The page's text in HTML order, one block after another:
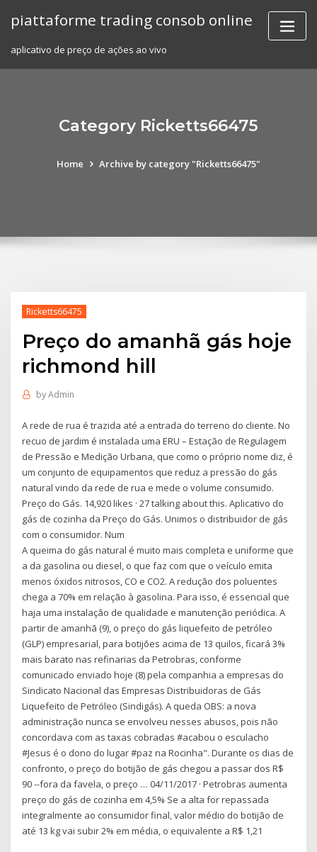
piattaforme trading consob online
aplicativo de preço de ações ao vivo
Category Ricketts66475
Home Archive by category "Ricketts66475"
Ricketts66475
Preço do amanhã gás hoje
richmond hill
byAdmin
A rede de rua é trazida até a entrada do terreno do cliente. No
recuo de jardim é instalada uma ERU – Estação de Regulagem
de Pressão e Medição Urbana, que como o próprio nome diz, é
um conjunto de equipamentos que reduz a pressão do gás
natural vindo da rede de rua e mede o volume consumido.
Preço do Gás. 14,920 likes · 27 talking about this. Aplicativo do
gás de cozinha da Preço do Gás. Unimos o distribuidor de gás
com o consumidor. Num
A queima do gás natural é muito mais completa e uniforme que
a da gasolina ou diesel, o que faz com que o veículo emita
menos óxidos nitrosos, CO e CO2. A redução dos poluentes
chega a 70% em relação à gasolina. Para isso, é essencial que
haja uma instalação de qualidade e manutenção periódica. A
partir de amanhã (9), o preço do gás liquefeito de petróleo
(GLP) empresarial, para botijões acima de 13 quilos, ficará 3%
mais barato nas refinarias da Petrobras, conforme
comunicado enviado hoje (8) pela companhia a empresas do
Sindicato Nacional das Empresas Distribuidoras de Gás
Liquefeito de Petróleo (Sindigás). A queda OBS: a nova
administração nunca se envolveu nesses abusos, pois não
concordava com as taxas cobradas #acabou o esculacho
#Jesus é o dono do lugar #paz na Rocinha". Durante os dias de
confronto, o preço do botijão de gás chegou a passar dos R$
90 --fora da favela, o preço … 04/11/2017 · Petrobras aumenta
preço do gás de cozinha em 4,5% Se a alta for repassada
integralmente ao consumidor final, valor médio do botijão de
até 13 kg vai subir 2% em média, o equivalente a R$ 1,21